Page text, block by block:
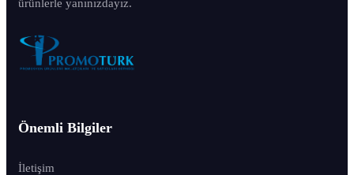
ürünlerle yanınızdayız.
Önemli Bilgiler
İletişim